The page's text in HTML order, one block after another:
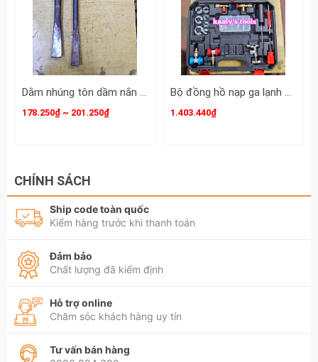
Dằm nhúng tôn dầm nắn tôn xà beng mỏ vịt sửa chữa tạo hình ô tô dài 380mm 420mm Kamytools KMT-33501 KMT-33502
178.250₫ ~ 201.250₫
Bộ đồng hồ nạp ga lạnh điều hòa ô tô R134A R410A R22 R404A Wetools 21 chi tiết WT-75221
1.403.440₫
CHÍNH SÁCH
Ship code toàn quốc
Kiểm hàng trước khi thanh toán
Đảm bảo
Chất lượng đã kiểm định
Hỗ trợ online
Chăm sóc khách hàng uy tín
Tư vấn bán hàng